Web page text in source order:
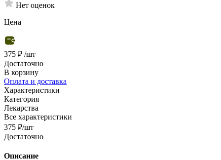
Нет оценок
Цена
375 ₽ /шт
Достаточно
В корзину
Оплата и доставка
Характеристики
Категория
Лекарства
Все характеристики
375 ₽/шт
Достаточно
Описание